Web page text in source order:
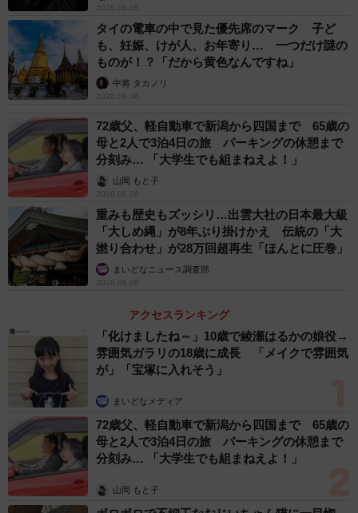
2026.08.06
タイの電車の中で見た優先席のマーク 子ど
も、妊娠、けが人、お年寄り… 一つだけ謎の
ものが！？「だから黄色なんですね」
中将 タカノリ
2026.08.06
72歳父、軽自動車で新潟から四国まで 65歳の
母と2人で3泊4日の旅 パーキングの休憩まで
分刻み… 「大学生でも組まねえよ！」
山岡 もと子
2026.08.06
重みも歴史もズッシリ…出雲大社の日本最大級
「大しめ縄」が8年ぶり掛けかえ 伝統の「大
撚り合わせ」が28万回超再生「ほんとに圧巻」
まいどなニュース調査部
2026.08.06
アクセスランキング
「化けましたね～」10歳で綾瀬はるかの娘役→
雰囲気ガラリの18歳に成長 「メイクで雰囲気
が」「宝塚に入れそう」
まいどなメディア
72歳父、軽自動車で新潟から四国まで 65歳の
母と2人で3泊4日の旅 パーキングの休憩まで
分刻み… 「大学生でも組まねえよ！」
山岡 もと子